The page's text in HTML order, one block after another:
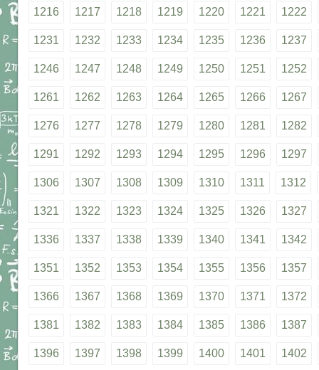
1216 1217 1218 1219 1220 1221 1222
1231 1232 1233 1234 1235 1236 1237
1246 1247 1248 1249 1250 1251 1252
1261 1262 1263 1264 1265 1266 1267
1276 1277 1278 1279 1280 1281 1282
1291 1292 1293 1294 1295 1296 1297
1306 1307 1308 1309 1310 1311 1312
1321 1322 1323 1324 1325 1326 1327
1336 1337 1338 1339 1340 1341 1342
1351 1352 1353 1354 1355 1356 1357
1366 1367 1368 1369 1370 1371 1372
1381 1382 1383 1384 1385 1386 1387
1396 1397 1398 1399 1400 1401 1402